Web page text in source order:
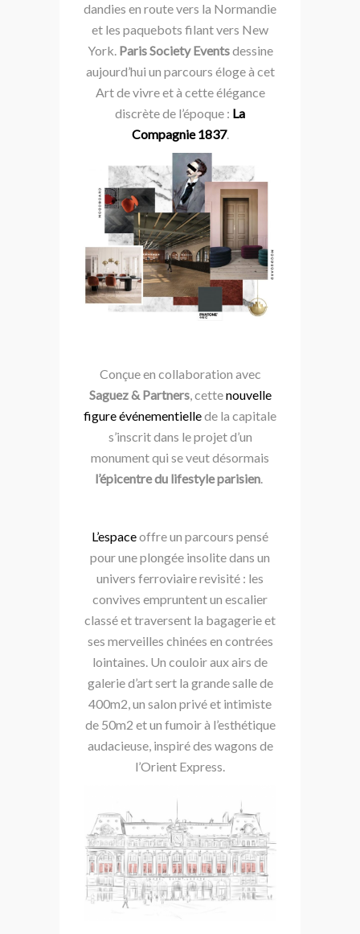
dandies en route vers la Normandie
et les paquebots filant vers New
York. Paris Society Eventsdessine
aujourd’hui un parcours éloge à cet
Art de vivreet à cette élégance
discrète de l’époque : La
Compagnie 1837.
Conçue en collaboration avec
Saguez & Partners, cettenouvelle
figure événementiellede la capitale
s’inscrit dans le projet d’un
monument qui se veut désormais
l’épicentre du lifestyle parisien
L’espaceoffre un parcours pensé
pour uneplongée insolitedans un
univers ferroviaire revisité : les
convives empruntent un escalier
classé et traversent la bagagerie et
ses merveilles chinées en contrées
lointaines. Un couloir aux airs de
galerie d’art sert la grande salle de
400m2 un salon privé et intimiste
de 50m2 et un fumoir à l’esthétique
audacieuse, inspiré des wagons de
l’Orient Express.